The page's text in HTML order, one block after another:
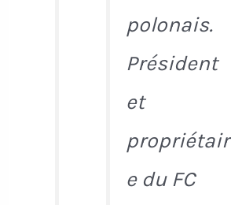
polonais.
Président
et
propriétair
e du FC